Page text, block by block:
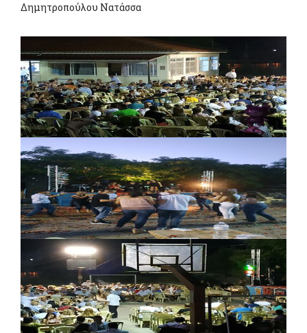
Δημητροπούλου Νατάσσα